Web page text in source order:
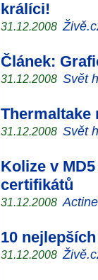
králíci!
31.12.2008
Článek:
31.12.2008 Svět
Thermaltake
31.12.2008 Svět
Kolize v
certifikátů
31.12.2008
10
31.12.2008